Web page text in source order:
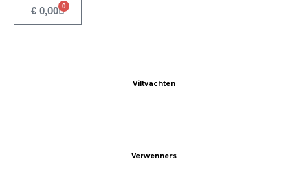
€ 0,00 0
Winkelwagen
Viltvachten
Verwenners